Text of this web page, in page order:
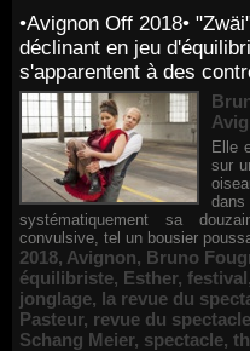
•Avignon Off 2018•
déclinant en jeu
s'apparentent à des
Elle
sur
systématiquement sa
convulsive, tel un bousier
2018, Avignon, Bruno
équilibriste, Esther, festival,
jonglage, la revue du
Pasteur, revue du spectacle
Schang Meier, spectacle,